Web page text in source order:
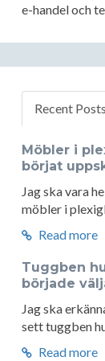
e-handel och
Recent Posts
Möbler i
börjat
Jag ska vara
möbler i
Read more
Tuggben
började
Jag ska
sett tuggben
Read more